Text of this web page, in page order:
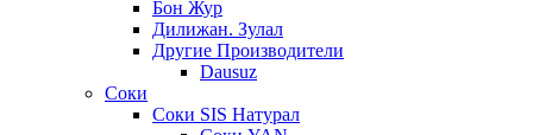
Бон Жур
Дилижан. Зулал
Другие Производители
Dausuz
Соки
Соки SIS Натурал